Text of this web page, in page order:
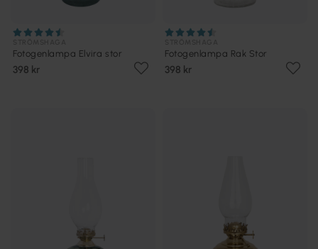
Fotogenlampa Elvira stor
398 kr
Fotogenlampa Rak Stor
398 kr